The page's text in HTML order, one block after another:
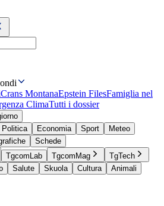
Crans MontanaEpstein FilesFamiglia nel
ClimaTutti i dossier
Politica Economia Sport
Meteo
Schede
TgcomLab TgcomMag
TgTech
Salute Skuola Cultura
Animali